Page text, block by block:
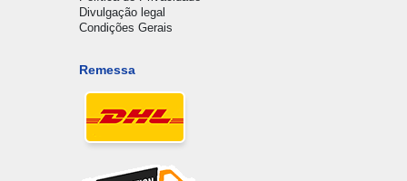
Divulgação legal
Condições Gerais
Remessa